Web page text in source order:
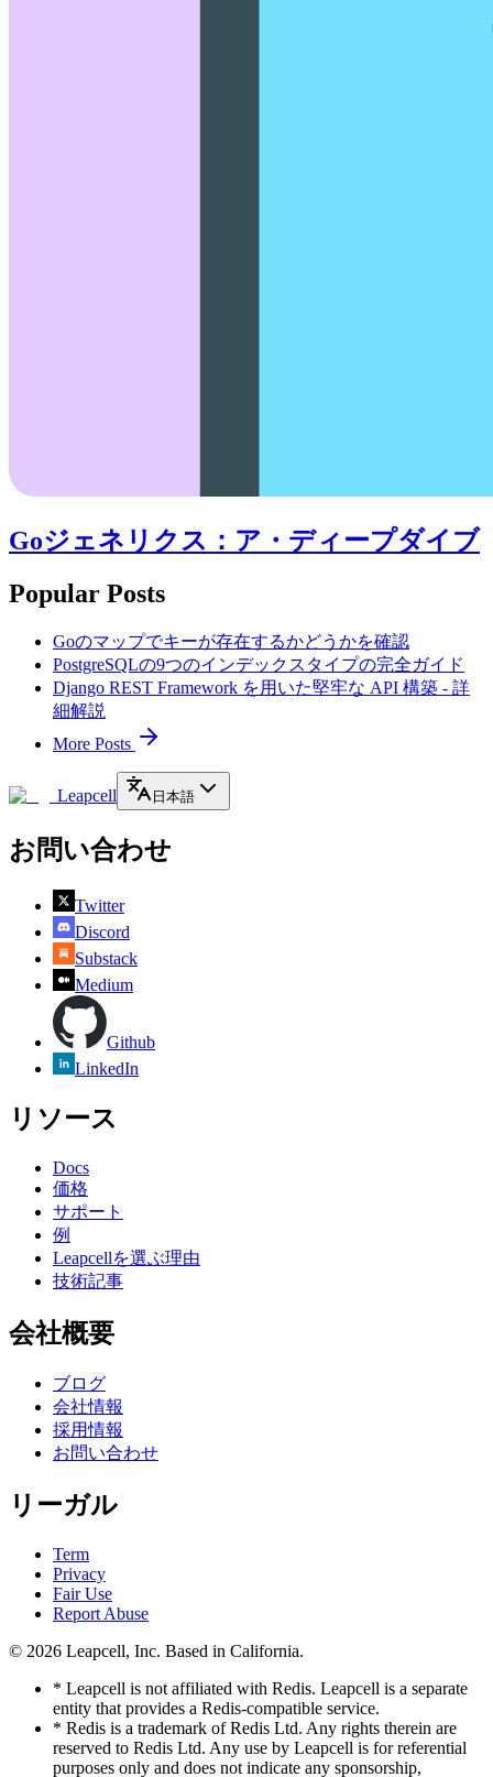
Goジェネリクス：ア・ディープダイブ
Popular Posts
Goのマップでキーが存在するかどうかを確認
PostgreSQLの9つのインデックスタイプの完全ガイド
Django REST Framework を用いた堅牢な API 構築 - 詳
細解説
More Posts
Leapcell 日本語
お問い合わせ
Twitter
Discord
Substack
Medium
Github
LinkedIn
リソース
Docs
価格
サポート
例
Leapcellを選ぶ理由
技術記事
会社概要
ブログ
会社情報
採用情報
お問い合わせ
リーガル
Term
Privacy
Fair Use
Report Abuse
© 2026 Leapcell, Inc. Based in California.
* Leapcell is not affiliated with Redis. Leapcell is a separate
entity that provides a Redis-compatible service.
* Redis is a trademark of Redis Ltd. Any rights therein are
reserved to Redis Ltd. Any use by Leapcell is for referential
purposes only and does not indicate any sponsorship,